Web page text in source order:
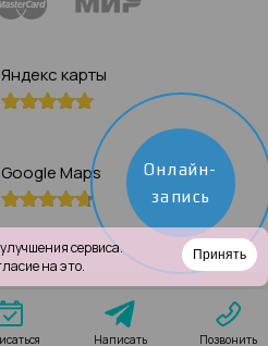
Яндекс карты
Google Maps
Написать Позвонить
Онлайн-
запись
сервиса.
на это.
Принять